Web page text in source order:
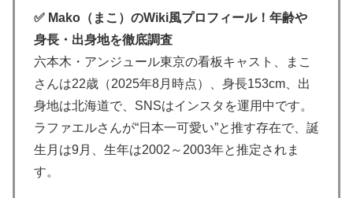
✅ Mako（まこ）のWiki風プロフィール！年齢や
身長・出身地を徹底調査
六本木・アンジュール東京の看板キャスト、まこ
さんは22歳（2025年8月時点）、身長153cm、出
身地は北海道で、SNSはインスタを運用中です。
ラファエルさんが“日本一可愛い”と推す存在で、誕
生月は9月、生年は2002～2003年と推定されま
す。